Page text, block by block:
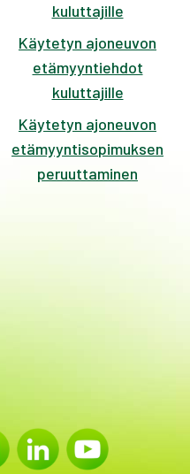
kuluttajille
Käytetyn ajoneuvon
etämyyntiehdot
kuluttajille
Käytetyn ajoneuvon
etämyyntisopimuksen
peruuttaminen